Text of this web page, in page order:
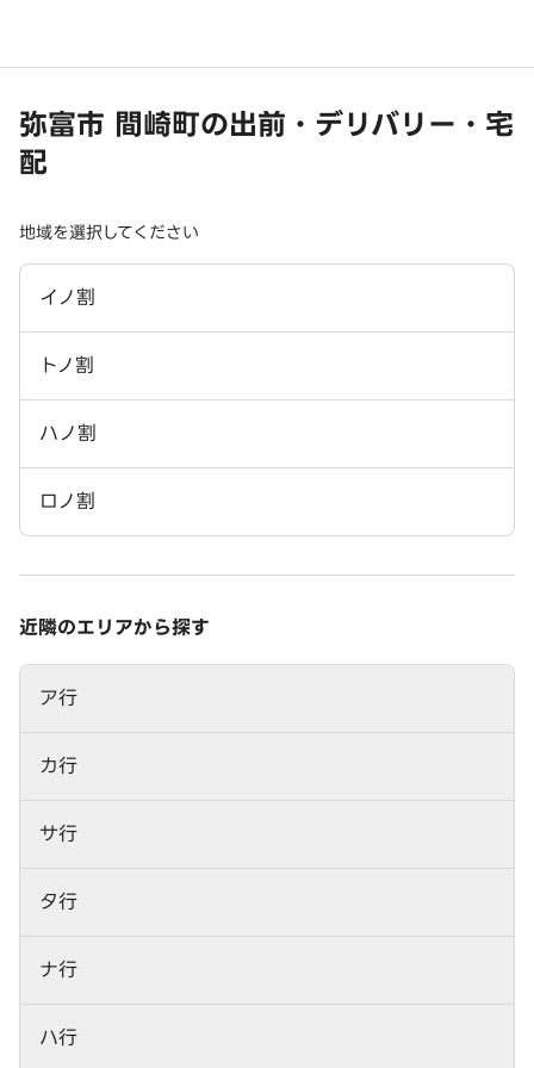
弥富市 間崎町の出前・デリバリー・宅
配
地域を選択してください
イノ割
トノ割
ハノ割
ロノ割
近隣のエリアから探す
ア行
カ行
サ行
タ行
ナ行
ハ行